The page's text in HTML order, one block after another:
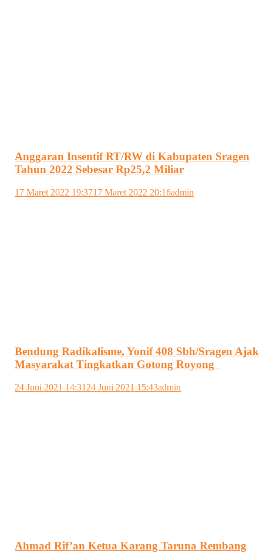
Anggaran Insentif RT/RW di Kabupaten Sragen
Tahun 2022 Sebesar Rp25,2 Miliar
17 Maret 2022 19:3717 Maret 2022 20:16admin
Bendung Radikalisme, Yonif 408 Sbh/Sragen Ajak
Masyarakat Tingkatkan Gotong Royong
24 Juni 2021 14:31 24 Juni 2021 15:43admin
Ahmad Rif’an Ketua Karang Taruna Rembang